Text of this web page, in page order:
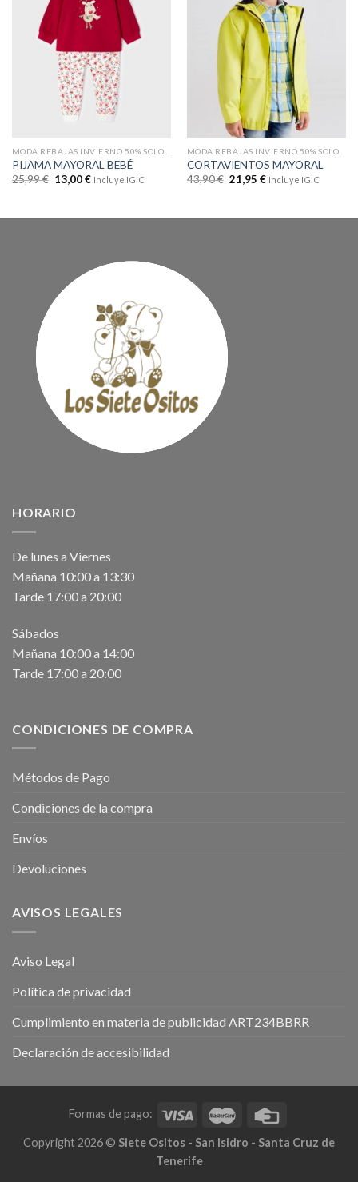
PIJAMA MAYORAL BEBÉ
25,99€ 13,00€ Incluye IGIC
CORTAVIENTOS MAYORAL
43,90€ 21,95 € Incluye IGIC
HORARIO
De lunes a Viernes
Mañana 10:00 a 13:30
Tarde 17:00 a 20:00
Sábados
Mañana 10:00 a 14:00
Tarde 17:00 a 20:00
CONDICIONES DE COMPRA
Métodos de Pago
Condiciones de la compra
Envíos
Devoluciones
AVISOS LEGALES
Aviso Legal
Política de privacidad
Cumplimiento en materia de publicidad ART234BBRR
Declaración de accesibilidad
Formas de pago:
Copyright 2026 © Siete Ositos - San Isidro - Santa Cruz de
Tenerife